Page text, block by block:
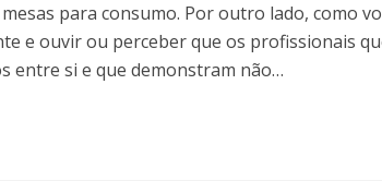
para consumo. Por outro lado, como
e ouvir ou perceber que os profissionais
entre si e que demonstram não…